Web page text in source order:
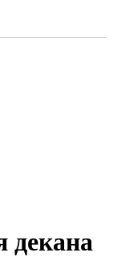
декана